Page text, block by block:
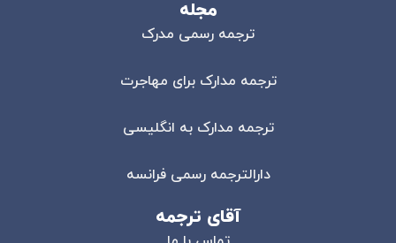
مجله
ترجمه رسمی مدرک
ترجمه مدارک برای مهاجرت
ترجمه مدارک به انگلیسی
دارالترجمه رسمی فرانسه
آقای ترجمه